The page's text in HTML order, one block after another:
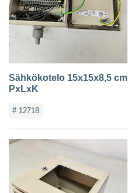
Sähkökotelo 15x15x8,5 cm
PxLxK
# 12718